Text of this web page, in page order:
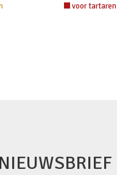
voor tartaren
NIEUWSBRIEF